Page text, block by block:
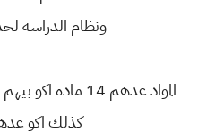
ونظام الدراسه
المواد عدهم 14
كذلك اكو